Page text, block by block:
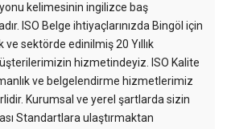
kelimesinin ingilizce baş
ISO Belge ihtiyaçlarınızda Bingöl için
ve sektörde edinilmiş 20 Yıllık
hizmetindeyiz. ISO Kalite
ve belgelendirme hizmetlerimiz
Kurumsal ve yerel şartlarda sizin
Standartlara ulaştırmaktan